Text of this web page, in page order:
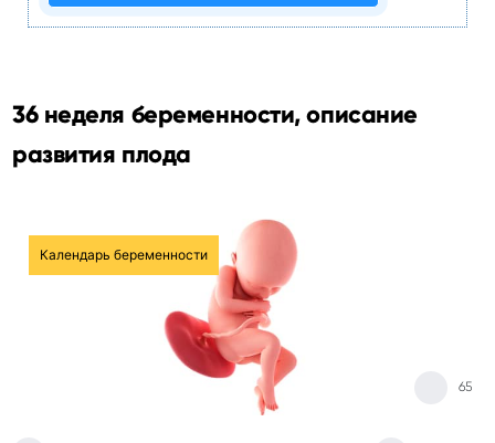
36 неделя беременности, описание
развития плода
Календарь беременности
65